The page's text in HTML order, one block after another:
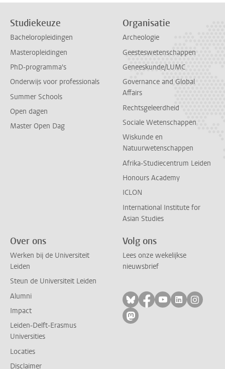
Studiekeuze
Bacheloropleidingen
Masteropleidingen
PhD-programma's
Onderwijs voor professionals
Summer Schools
Open dagen
Master Open Dag
Organisatie
Archeologie
Geesteswetenschappen
Geneeskunde/LUMC
Governance and Global
Affairs
Rechtsgeleerdheid
Sociale Wetenschappen
Wiskunde en
Natuurwetenschappen
Afrika-Studiecentrum Leiden
Honours Academy
ICLON
International Institute for
Asian Studies
Over ons
Werken bij de Universiteit
Leiden
Steun de Universiteit Leiden
Alumni
Impact
Leiden-Delft-Erasmus
Universities
Locaties
Disclaimer
Volg ons
Lees onze wekelijkse
nieuwsbrief
Volg ons op bluesky
Volg ons op
Volg ons op
Volg ons
Volg
Volg ons op mastodon